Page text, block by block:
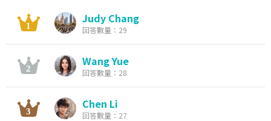
Judy Chang
回答數量：29
Wang Yue
回答數量：28
Chen Li
回答數量：27